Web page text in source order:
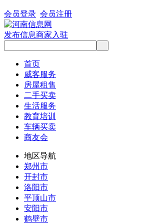
会员登录 会员注册
发布信息商家入驻
首页
威客服务
房屋租售
二手买卖
生活服务
教育培训
车辆买卖
商友会
地区导航
郑州市
开封市
洛阳市
平顶山市
安阳市
鹤壁市